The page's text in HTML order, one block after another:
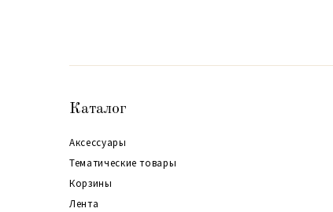
Каталог
Аксессуары
Тематические товары
Корзины
Лента